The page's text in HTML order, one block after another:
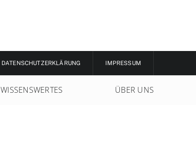
DATENSCHUTZERKLÄRUNG IMPRESSUM
WISSENSWERTES ÜBER UNS